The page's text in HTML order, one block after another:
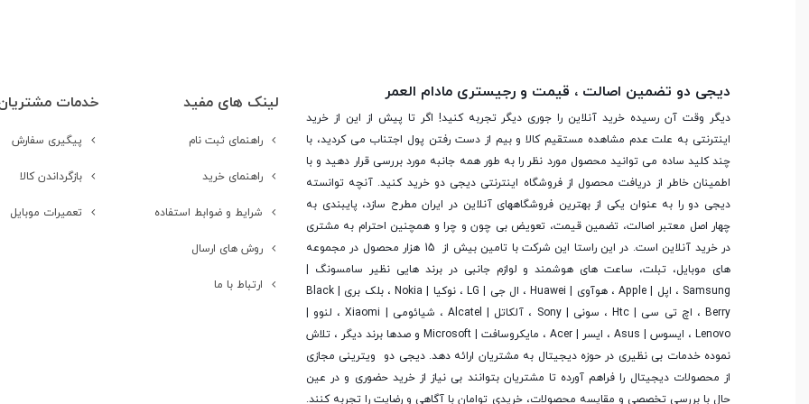
چرا تبلت t561 سامسونگ را بخریم؟
اگر کیفیت تصاویر و روزولوشن تصاویر برای شما اهمیت دارد، خرید تبلت t561 سامسونگ به شما پیشنهاد می شود.
فناوری مکان‌یابی ( GPS
)
A- GPS , GLONASS
درگاه اتصال کابلی microUSB
قابلیت پشتیبانی از سیم
کارت
دارد - یک سیم کارت
قابلیت مکالمه
Wi-Fi
Wi-Fi 802.11 b/g/n, Wi-Fi Direct
دیجی دو تضمین اصالت ، قیمت و رجیستری مادام العمر
دیگر وقت آن رسیده خرید آنلاین را جوری دیگر تجربه کنید! اگر تا پیش از این از خرید
اینترنتی به علت عدم مشاهده مستقیم کالا و بیم از دست رفتن پول اجتناب می کردید، با
چند کلید ساده می توانید محصول مورد نظر را به طور همه جانبه مورد بررسی قرار دهید و با
اطمینان خاطر از دریافت محصول از فروشگاه اینترنتی دیجی دو خرید کنید. آنچه توانسته
دیجی دو را به عنوان یکی از بهترین فروشگاه­های آنلاین در ایران مطرح سازد، پایبندی به
چهار اصل معتبر اصالت، تضمین قیمت، تعویض بی چون و چرا و همچنین احترام به مشتری
در خرید آنلاین است. در این راستا این شرکت با تامین بیش از 15 هزار محصول در مجموعه
های موبایل، تبلت، ساعت های هوشمند و لوازم جانبی در برند هایی نظیر سامسونگ |
Samsung ، اپل | Apple ، هوآوی | Huawei ، ال جی | LG ، نوکیا | Nokia ، بلک بری | Black
Berry ، اچ تی سی | Htc ، سونی | Sony ، آلکاتل | Alcatel ، شیائومی | Xiaomi ، لنوو |
Lenovo ، ایسوس | Asus ، ایسر | Acer ، مایکروسافت | Microsoft و صدها برند دیگر ، تلاش
نموده خدمات بی نظیری در حوزه دیجیتال به مشتریان ارائه دهد. دیجی دو ویترینی مجازی
از محصولات دیجیتال را فراهم آورده تا مشتریان بتوانند بی نیاز از خرید حضوری و در عین
حال با بررسی تخصصی و مقایسه محصولات، خریدی توامان با آگاهی و رضایت را تجربه کنند.
لینک های مفید
راهنمای ثبت نام
راهنمای خرید
شرایط و ضوابط استفاده
روش های ارسال
ارتباط با ما
خدمات
پیگیری سفارش
بازگرداندن کالا
تعمیرات موبایل